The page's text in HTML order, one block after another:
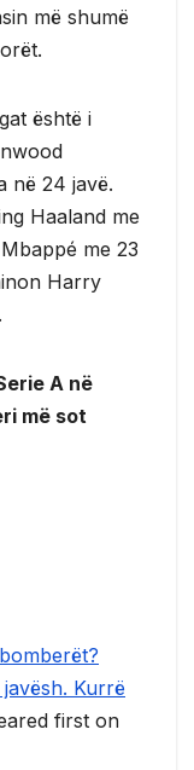
më shumë
është i
në 24 javë.
Haaland me
me 23
Harry
A në
më sot
Kurrë
first on